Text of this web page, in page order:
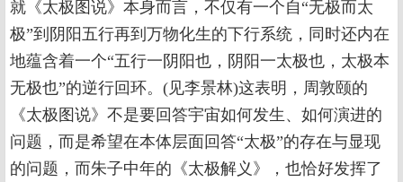
就《太极图说》本身而言，不仅有一个自“无极而太
极”到阴阳五行再到万物化生的下行系统，同时还内在
地蕴含着一个“五行一阴阳也，阴阳一太极也，太极本
无极也”的逆行回环。(见李景林)这表明，周敦颐的
《太极图说》不是要回答宇宙如何发生、如何演进的
问题，而是希望在本体层面回答“太极”的存在与显现
的问题，而朱子中年的《太极解义》，也恰好发挥了